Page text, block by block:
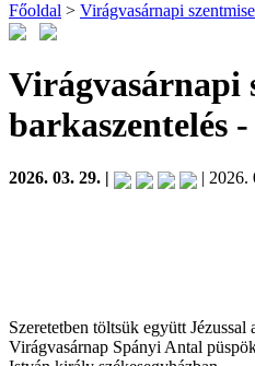
Főoldal > Virágvasárnapi
Virágvasárnapi
barkaszentelés
2026. 03. 29. | | 2026.
Szeretetben töltsük együtt
Virágvasárnap Spányi Antal